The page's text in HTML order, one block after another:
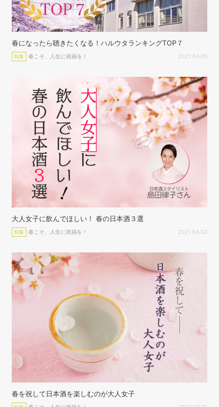
春になったら聴きたくなる！ハルウタランキングTOP７
特集 春こそ、人生に祝福を！ 2021.04.05
大人女子に飲んでほしい！ 春の日本酒３選
特集 春こそ、人生に祝福を！ 2021.04.02
春を祝して日本酒を楽しむのが大人女子